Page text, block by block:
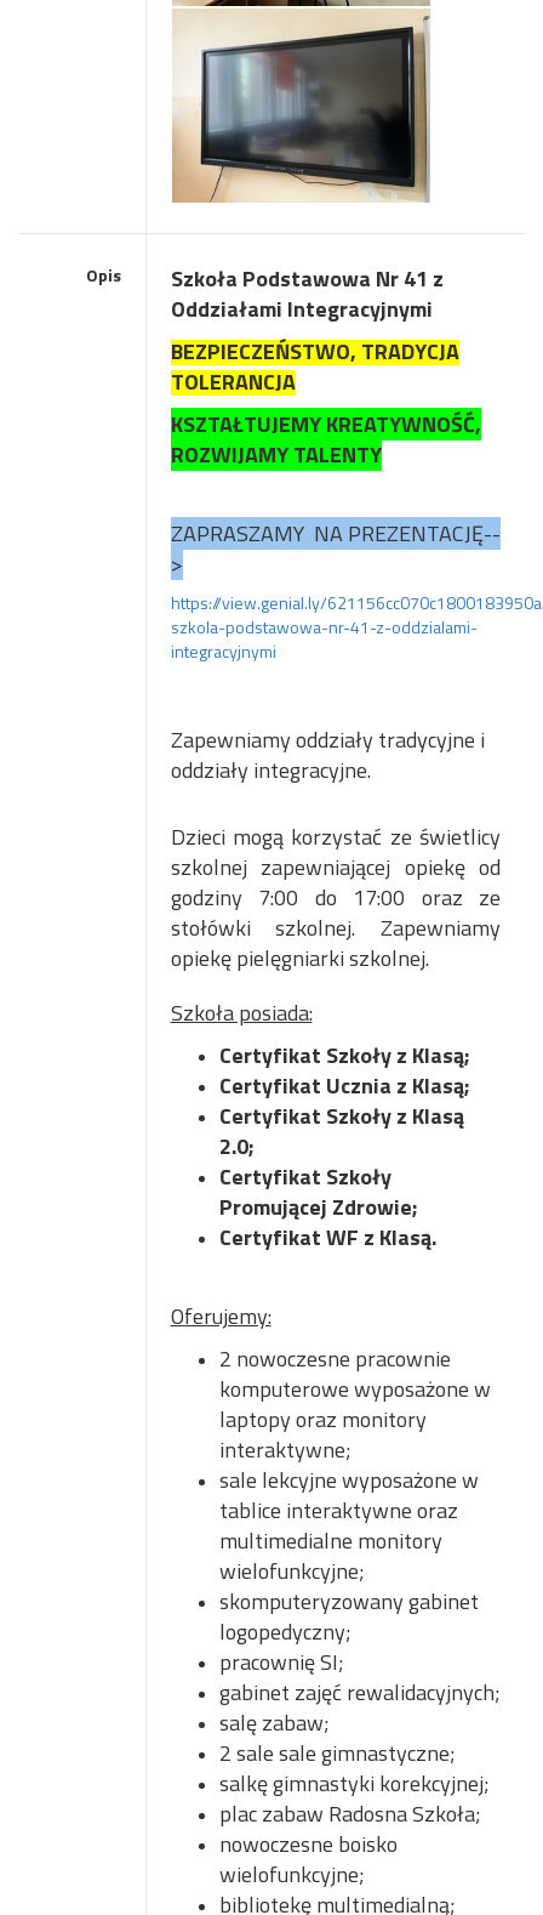
Opis
Szkoła Podstawowa Nr 41 z
Oddziałami Integracyjnymi
BEZPIECZEŃSTWO, TRADYCJA
TOLERANCJA
KSZTAŁTUJEMY KREATYWNOŚĆ,
ROZWIJAMY TALENTY
ZAPRASZAMY NA PREZENTACJĘ--
>
https://view.genial.ly/
szkola-podstawowa-nr-41-z-oddzialami-
integracyjnymi
Zapewniamy oddziały tradycyjne i
oddziały integracyjne.
Dzieci mogą korzystać ze świetlicy
szkolnej zapewniającej opiekę od
godziny 7:00 do 17:00 oraz ze
stołówki szkolnej. Zapewniamy
opiekę pielęgniarki szkolnej.
Szkoła posiada:
Certyfikat Szkoły z Klasą;
Certyfikat Ucznia z Klasą;
Certyfikat Szkoły z Klasą
2.0;
Certyfikat Szkoły
Promującej Zdrowie;
Certyfikat WF z Klasą.
Oferujemy:
2 nowoczesne pracownie
komputerowe wyposażone w
laptopy oraz monitory
interaktywne;
sale lekcyjne wyposażone w
tablice interaktywne oraz
multimedialne monitory
wielofunkcyjne;
skomputeryzowany gabinet
logopedyczny;
pracownię SI;
gabinet zajęć rewalidacyjnych;
salę zabaw;
2 sale sale gimnastyczne;
salkę gimnastyki korekcyjnej;
plac zabaw Radosna Szkoła;
nowoczesne boisko
wielofunkcyjne;
bibliotekę multimedialną;